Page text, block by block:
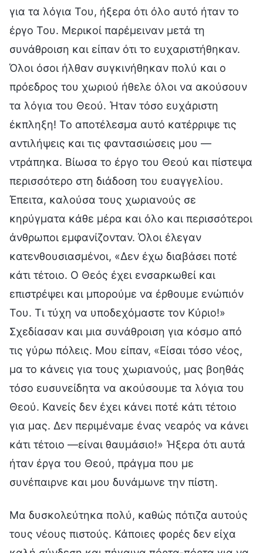
για τα λόγια Του, ήξερα ότι όλο αυτό ήταν το
έργο Του. Μερικοί παρέμειναν μετά τη
συνάθροιση και είπαν ότι το ευχαριστήθηκαν.
Όλοι όσοι ήλθαν συγκινήθηκαν πολύ και ο
πρόεδρος του χωριού ήθελε όλοι να ακούσουν
τα λόγια του Θεού. Ήταν τόσο ευχάριστη
έκπληξη! Το αποτέλεσμα αυτό κατέρριψε τις
αντιλήψεις και τις φαντασιώσεις μου —
ντράπηκα. Βίωσα το έργο του Θεού και πίστεψα
περισσότερο στη διάδοση του ευαγγελίου.
Έπειτα, καλούσα τους χωριανούς σε
κηρύγματα κάθε μέρα και όλο και περισσότεροι
άνθρωποι εμφανίζονταν. Όλοι έλεγαν
κατενθουσιασμένοι, «Δεν έχω διαβάσει ποτέ
κάτι τέτοιο. Ο Θεός έχει ενσαρκωθεί και
επιστρέψει και μπορούμε να έρθουμε ενώπιόν
Του. Τι τύχη να υποδεχόμαστε τον Κύριο!»
Σχεδίασαν και μια συνάθροιση για κόσμο από
τις γύρω πόλεις. Μου είπαν, «Είσαι τόσο νέος,
μα το κάνεις για τους χωριανούς, μας βοηθάς
τόσο ευσυνείδητα να ακούσουμε τα λόγια του
Θεού. Κανείς δεν έχει κάνει ποτέ κάτι τέτοιο
για μας. Δεν περιμέναμε ένας νεαρός να κάνει
κάτι τέτοιο —είναι θαυμάσιο!» Ήξερα ότι αυτά
ήταν έργα του Θεού, πράγμα που με
συνέπαιρνε και μου δυνάμωνε την πίστη.
Μα δυσκολεύτηκα πολύ, καθώς πότιζα αυτούς
τους νέους πιστούς. Κάποιες φορές δεν είχα